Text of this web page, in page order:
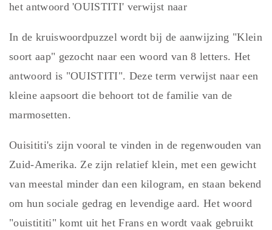
het antwoord 'OUISTITI' verwijst naar
In de kruiswoordpuzzel wordt bij de aanwijzing "Klein
soort aap" gezocht naar een woord van 8 letters. Het
antwoord is "OUISTITI". Deze term verwijst naar een
kleine aapsoort die behoort tot de familie van de
marmosetten.
Ouisititi's zijn vooral te vinden in de regenwouden van
Zuid-Amerika. Ze zijn relatief klein, met een gewicht
van meestal minder dan een kilogram, en staan bekend
om hun sociale gedrag en levendige aard. Het woord
"ouistititi" komt uit het Frans en wordt vaak gebruikt